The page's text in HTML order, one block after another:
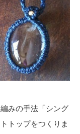
みの手法「シング
トップをつくりま